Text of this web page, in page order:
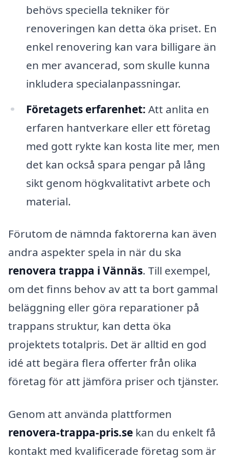
behövs speciella tekniker för
renoveringen kan detta öka priset. En
enkel renovering kan vara billigare än
en mer avancerad, som skulle kunna
inkludera specialanpassningar.
Företagets erfarenhet: Att anlita en
erfaren hantverkare eller ett företag
med gott rykte kan kosta lite mer, men
det kan också spara pengar på lång
sikt genom högkvalitativt arbete och
material.
Förutom de nämnda faktorerna kan även
andra aspekter spela in när du ska
renovera trappa i Vännäs. Till exempel,
om det finns behov av att ta bort gammal
beläggning eller göra reparationer på
trappans struktur, kan detta öka
projektets totalpris. Det är alltid en god
idé att begära flera offerter från olika
företag för att jämföra priser och tjänster.
Genom att använda plattformen
renovera-trappa-pris.se kan du enkelt få
kontakt med kvalificerade företag som är